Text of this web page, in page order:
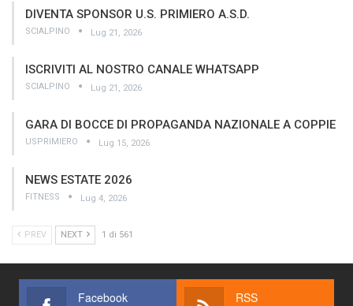
DIVENTA SPONSOR U.S. PRIMIERO A.S.D.
SCIALPINO Lug 21, 2026
ISCRIVITI AL NOSTRO CANALE WHATSAPP
SCIALPINO Lug 21, 2026
GARA DI BOCCE DI PROPAGANDA NAZIONALE A COPPIE
USPRIMIERO Lug 15, 2026
NEWS ESTATE 2026
FITNESS Lug 4, 2026
PREV NEXT 1 di 561
Facebook RSS